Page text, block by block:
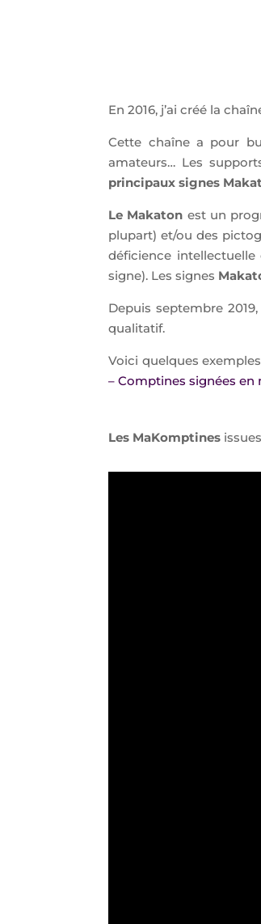
En 2016, j’ai créé la
Cette chaîne a pour
amateurs… Les
principaux signes
Le Makaton est un
plupart) et/ou des
déficience
signe). Les signes
Depuis septembre
qualitatif.
Voici quelques
– Comptines signées en
Les MaKomptines